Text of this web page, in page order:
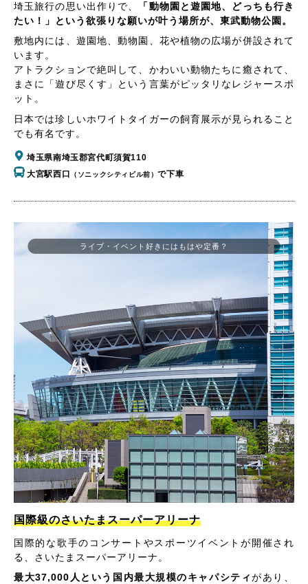
埼玉旅行の思い出作りで、
「動物園と遊園地、どっちも行き
たい！」という欲張りな願いが叶う場所が、東武動物公園。
敷地内には、遊園地、動物園、花や植物の広場が併設されて
います。
アトラクションで絶叫して、かわいい動物たちに癒されて、
まさに「遊び尽くす」という言葉がピッタリなレジャースポ
ット。
日本では珍しいホワイトタイガーの飼育展示が見られること
でも有名です。
埼玉県南埼玉郡宮代町須賀110
大宮駅西口
（ソニックシティビル前）で下車
国際級のさいたまスーパーアリーナ
国際的な歌手のコンサートやスポーツイベントが開催され
る、さいたまスーパーアリーナ。
最大37,000人という国内最大規模のキャパシティがあり、
ライブ・イベント好きにはもはや定番？